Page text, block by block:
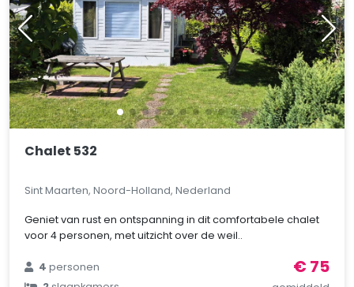
Chalet 532
Sint Maarten, Noord-Holland, Nederland
Geniet van rust en ontspanning in dit comfortabele chalet
voor 4 personen, met uitzicht over de weil..
4personen
€ 75